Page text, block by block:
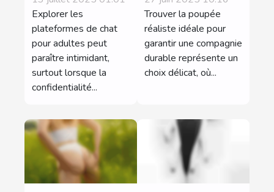
sur les
plateformes
de chat pour
adultes ?
Explorer les
plateformes de chat
pour adultes peut
paraître intimidant,
surtout lorsque la
confidentialité...
réaliste pour
une
compagnie
durable ?
Trouver la poupée
réaliste idéale pour
garantir une compagnie
durable représente un
choix délicat, où...